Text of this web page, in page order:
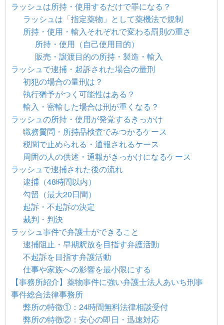
ラッシュは所持・使用するだけで罪になる？
ラッシュは「指定薬物」として薬機法で規制
所持・使用・輸入それぞれで変わる罰則の重さ
所持・使用（自己使用目的）
販売・譲渡目的の所持・製造・輸入
ラッシュで逮捕・起訴された場合の量刑
初犯の場合の量刑は？
執行猶予がつく可能性はある？
輸入・密輸した場合は刑が重くなる？
ラッシュの所持・使用が発覚するきっかけ
職務質問・所持品検査でみつかるケース
税関で止められる・通報されるケース
周囲の人の供述・通報がきっかけになるケース
ラッシュで逮捕された後の流れ
逮捕（48時間以内）
勾留（最大20日間）
起訴・不起訴の決定
裁判・判決
ラッシュ事件で弁護士ができること
逮捕阻止・早期釈放を目指す弁護活動
不起訴を目指す弁護活動
仕事や家族への影響を最小限にする
【事務所紹介】薬物事件に強い弁護士法人あいち刑事
事件総合法律事務所
弊所の特徴①：24時間無料法律相談受付
弊所の特徴②：安心の即日・迅速対応